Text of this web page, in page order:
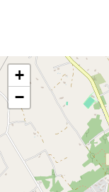
domingos)
(km):
Mercado
semanal en
palma nova:
Supermercado
- Mercadona
(km):
+
−